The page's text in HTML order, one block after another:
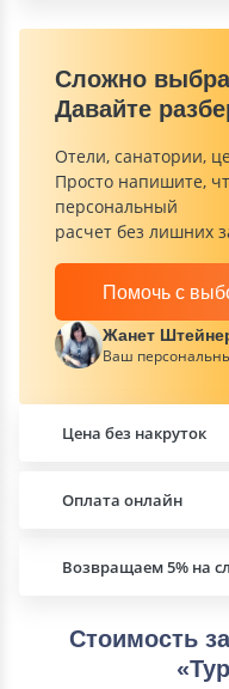
Сложно
Давайте
Отели, санатории,
Просто напишите,
персональный
расчет без лишних
Помочь с
Жанет
Ваш
Цена без накруток
Возвращаем 5% на
Оплата онлайн
Стоимость